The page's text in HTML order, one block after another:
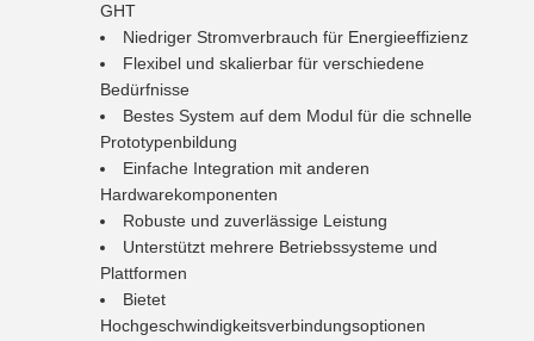
GHT
Niedriger Stromverbrauch für Energieeffizienz
Flexibel und skalierbar für verschiedene
Bedürfnisse
Bestes System auf dem Modul für die schnelle
Prototypenbildung
Einfache Integration mit anderen
Hardwarekomponenten
Robuste und zuverlässige Leistung
Unterstützt mehrere Betriebssysteme und
Plattformen
Bietet
Hochgeschwindigkeitsverbindungsoptionen